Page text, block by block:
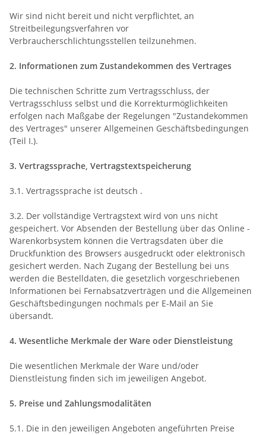
Wir sind nicht bereit und nicht verpflichtet, an
Streitbeilegungsverfahren vor
Verbraucherschlichtungsstellen teilzunehmen.
2. Informationen zum Zustandekommen des Vertrages
Die technischen Schritte zum Vertragsschluss, der
Vertragsschluss selbst und die Korrekturmöglichkeiten
erfolgen nach Maßgabe der Regelungen "Zustandekommen
des Vertrages" unserer Allgemeinen Geschäftsbedingungen
(Teil I.).
3. Vertragssprache, Vertragstextspeicherung
3.1. Vertragssprache ist deutsch .
3.2. Der vollständige Vertragstext wird von uns nicht
gespeichert. Vor Absenden der Bestellung über das Online -
Warenkorbsystem können die Vertragsdaten über die
Druckfunktion des Browsers ausgedruckt oder elektronisch
gesichert werden. Nach Zugang der Bestellung bei uns
werden die Bestelldaten, die gesetzlich vorgeschriebenen
Informationen bei Fernabsatzverträgen und die Allgemeinen
Geschäftsbedingungen nochmals per E-Mail an Sie
übersandt.
4. Wesentliche Merkmale der Ware oder Dienstleistung
Die wesentlichen Merkmale der Ware und/oder
Dienstleistung finden sich im jeweiligen Angebot.
5. Preise und Zahlungsmodalitäten
5.1. Die in den jeweiligen Angeboten angeführten Preise